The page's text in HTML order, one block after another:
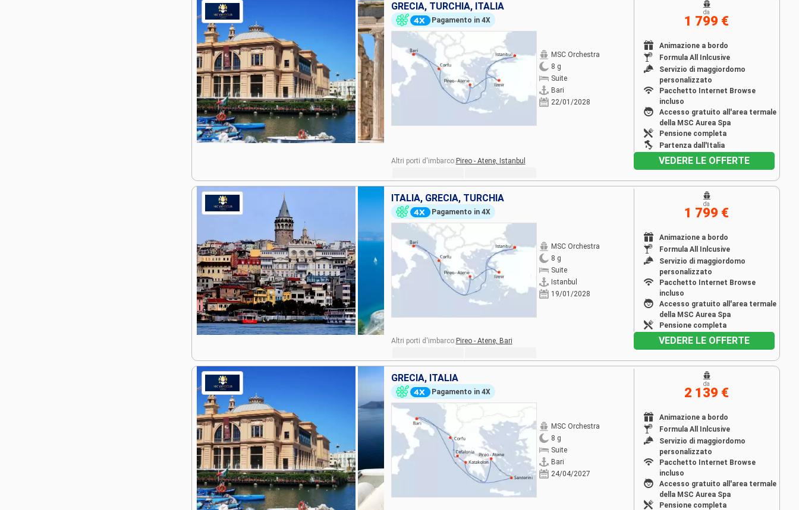
GRECIA, TURCHIA, ITALIA
Pagamento in 4X
MSC Orchestra
8 g
Suite
Bari
22/01/2028
Animazione a bordo
Formula All Inlcusive
Servizio di maggiordomo
personalizzato
Pacchetto Internet Browse
incluso
Accesso gratuito all'area termale
della MSC Aurea Spa
Pensione completa
Partenza dall'Italia
da
1 799 €
Altri porti d'imbarco: Pireo - Atene, Istanbul VEDERE LE OFFERTE
ITALIA, GRECIA, TURCHIA
Pagamento in 4X
MSC Orchestra
8 g
Suite
Istanbul
19/01/2028
Animazione a bordo
Formula All Inlcusive
Servizio di maggiordomo
personalizzato
Pacchetto Internet Browse
incluso
Accesso gratuito all'area termale
della MSC Aurea Spa
Pensione completa
da
1 799 €
Altri porti d'imbarco: Pireo - Atene, Bari VEDERE LE OFFERTE
GRECIA, ITALIA
Pagamento in 4X
MSC Orchestra
8 g
Suite
Bari
24/04/2027
Animazione a bordo
Formula All Inlcusive
Servizio di maggiordomo
personalizzato
Pacchetto Internet Browse
incluso
Accesso gratuito all'area termale
della MSC Aurea Spa
Pensione completa
da
2 139 €